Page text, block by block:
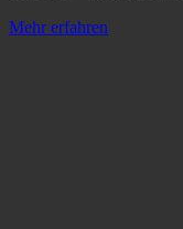
Mehr erfahren